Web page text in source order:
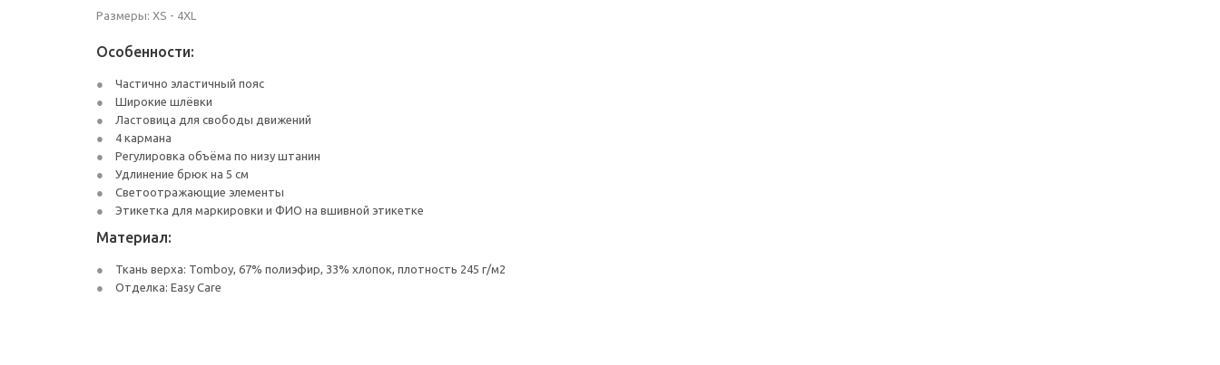
Размеры: XS - 4XL
Особенности:
Частично эластичный пояс
Широкие шлёвки
Ластовица для свободы движений
4 кармана
Регулировка объёма по низу штанин
Удлинение брюк на 5 см
Светоотражающие элементы
Этикетка для маркировки и ФИО на вшивной этикетке
Материал:
Ткань верха: Tomboy, 67% полиэфир, 33% хлопок, плотность 245 г/м2
Отделка: Easy Care